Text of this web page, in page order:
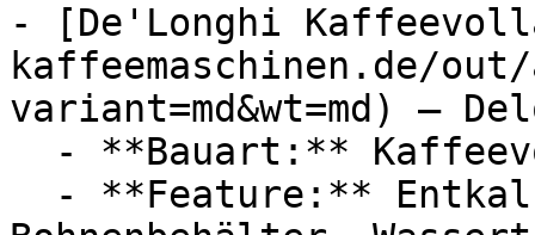
- [De'Longhi
kaffeemaschinen.de/out/
variant=md&wt=md) —